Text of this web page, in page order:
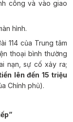
công và vào giao
hình.
114 của Trung tâm
thoại bình thường
nạn, sự cố xảy ra;
lên đến 15 triệu
Chính phủ).